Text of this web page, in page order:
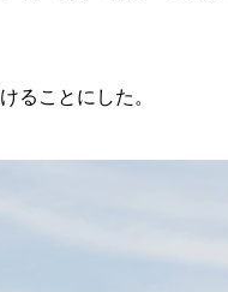
ことにした。